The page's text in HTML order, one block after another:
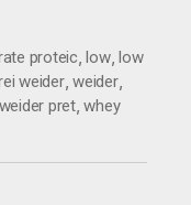
proteic,low,low
weider,weider,
weider pret,whey